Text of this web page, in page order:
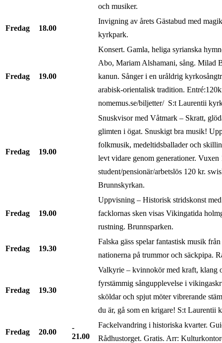
och musiker.
Fredag 18.00
Invigning av årets Gästabud med
kyrkpark.
Fredag 19.00
Konsert. Gamla, heliga syrianska
Abo, Mariam Alshamani, sång. Milad
kanun. Sånger i en uråldrig
arabisk-orientalisk tradition.
nomemus.se/biljetter/ S:t Laurentii
Fredag 19.00
Snuskvisor med Våtmark – Skratt,
glimten i ögat. Snuskigt bra musik!
folkmusik, medeltidsballader och
levt vidare genom generationer. Vuxen
student/pensionär/arbetslös 120 kr.
Brunnskyrkan.
Fredag 19.00
Uppvisning – Historisk stridskonst
facklornas sken visas Vikingatida
rustning. Brunnsparken.
Fredag 19.30
Falska gäss spelar fantastisk musik
nationerna på trummor och säckpipa.
Fredag 19.30
Valkyrie – kvinnokör med kraft, klang
fyrstämmig sångupplevelse i
sköldar och spjut möter vibrerande
du är, gå som en krigare! S:t Laurentii
Fredag 20.00
21.00
Fackelvandring i historiska kvarter.
Rådhustorget. Gratis. Arr: